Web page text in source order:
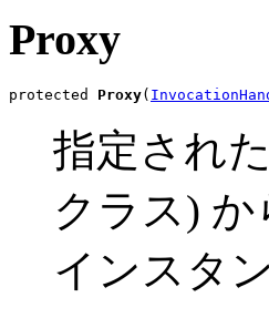
Proxy
protected Proxy(
指定され
クラス)
インスタ